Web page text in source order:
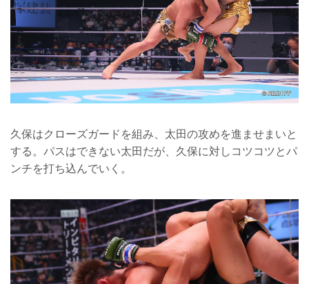
久保はクローズガードを組み、太田の攻めを進ませまいと
する。パスはできない太田だが、久保に対しコツコツとパ
ンチを打ち込んでいく。